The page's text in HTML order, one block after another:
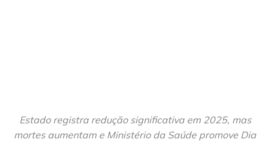
Estado registra redução significativa em 2025, mas
mortes aumentam e Ministério da Saúde promove Dia